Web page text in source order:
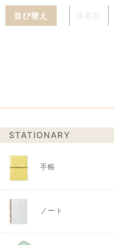
並び替え
STATIONARY
手帳
ノート